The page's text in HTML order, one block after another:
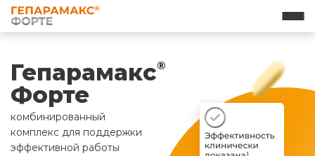
Гепарамакс®
Форте
комбинированный
комплекс для поддержки
эффективной работы